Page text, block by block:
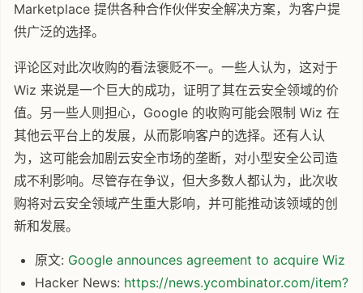
Marketplace 提供各种合作伙伴安全解决方案，为客户提
供广泛的选择。
评论区对此次收购的看法褒贬不一。一些人认为，这对于
Wiz 来说是一个巨大的成功，证明了其在云安全领域的价
值。另一些人则担心，Google 的收购可能会限制 Wiz 在
其他云平台上的发展，从而影响客户的选择。还有人认
为，这可能会加剧云安全市场的垄断，对小型安全公司造
成不利影响。尽管存在争议，但大多数人都认为，此次收
购将对云安全领域产生重大影响，并可能推动该领域的创
新和发展。
原文: Google announces agreement to acquire Wiz
Hacker News: https://news.ycombinator.com/item?